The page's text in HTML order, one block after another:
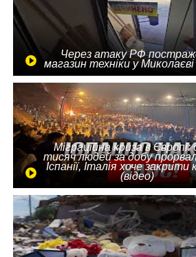
Через атаку РФ
магазин техніки у Миколаєві
Міграційна криза в Європі:
тисяч людей за добу
Іспанії, Італія хоче закрити
(відео)